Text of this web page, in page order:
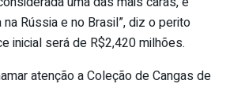
Rússia e no Brasil”, diz o perito
inicial será de R$2,420 milhões.
atenção a Coleção de Cangas de